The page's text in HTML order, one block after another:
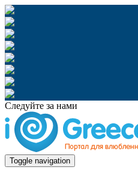
Следуйте за нами
Toggle navigation